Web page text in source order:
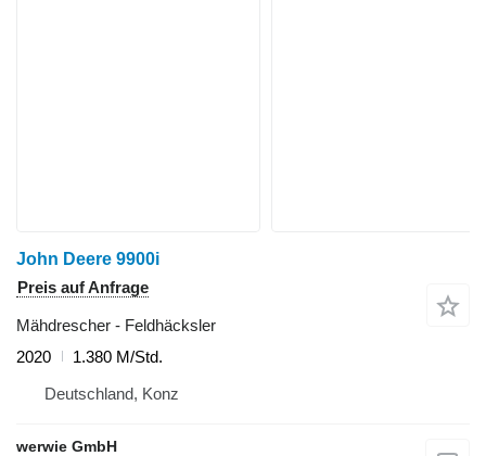
John Deere 9900i
Preis auf Anfrage
Mähdrescher - Feldhäcksler
2020
1.380 M/Std.
Deutschland, Konz
werwie GmbH